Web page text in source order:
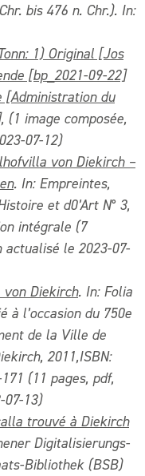
bis 476 n. Chr.). In:
1) Original [Jos
[bp_2021-09-22]
[Administration du
, (1 image composée,
07-12)
von Diekirch –
. In: Empreintes,
et d0’Art N° 3,
intégrale (7
actualisé le 2023-07-
Diekirch. In: Folia
à l’occasion du 750e
de la Ville de
2011,ISBN:
(11 pages, pdf,
13)
trouvé à Diekirch
Digitalisierungs-
Bibliothek (BSB)